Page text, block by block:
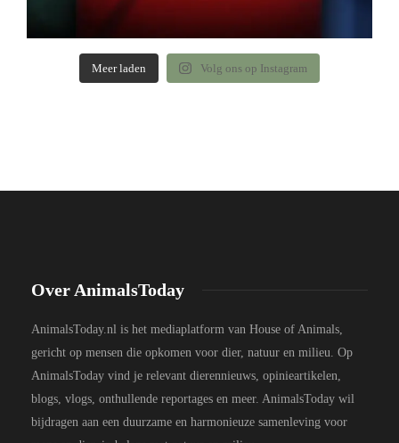
Meer laden Volg ons op Instagram
Over AnimalsToday
AnimalsToday.nl is het mediaplatform van House of Animals,
gericht op mensen die opkomen voor dier, natuur en milieu. Op
AnimalsToday vind je relevant dierennieuws, opinieartikelen,
blogs, vlogs, onthullende reportages en meer. AnimalsToday wil
bijdragen aan een duurzame en harmonieuze samenleving voor